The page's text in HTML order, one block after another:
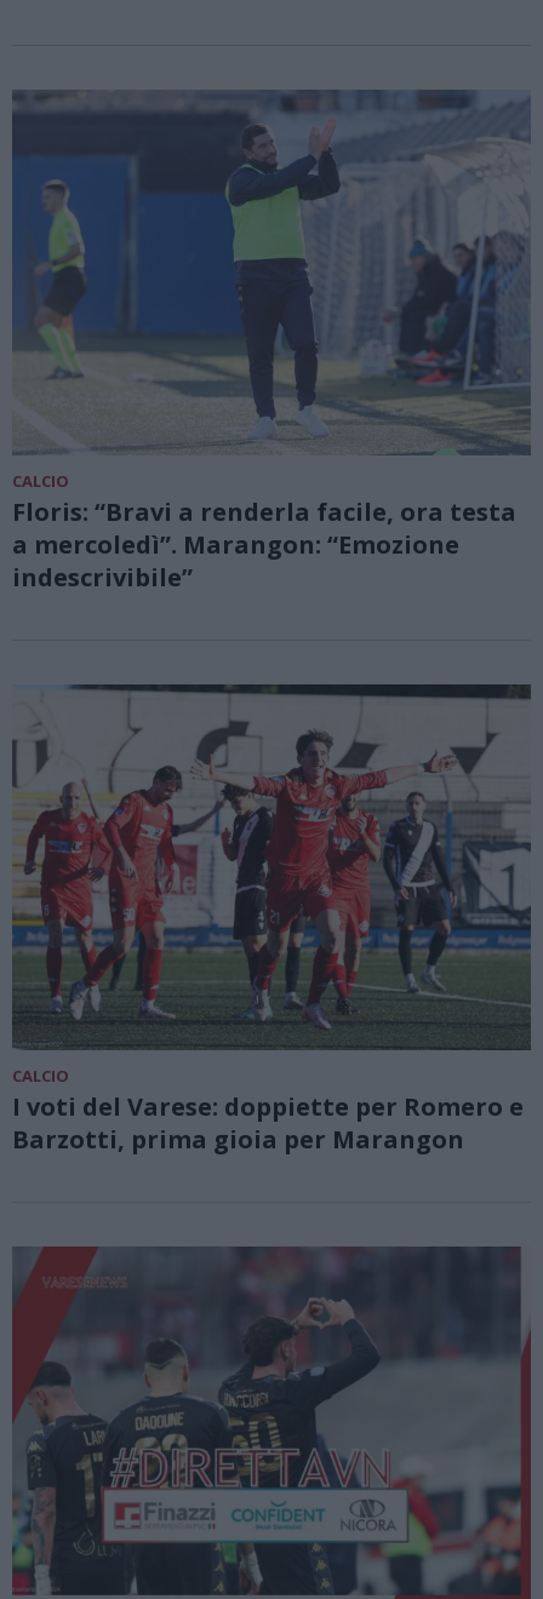
CALCIO
Floris: “Bravi a renderla facile, ora testa
a mercoledì”. Marangon: “Emozione
indescrivibile”
CALCIO
I voti del Varese: doppiette per Romero e
Barzotti, prima gioia per Marangon